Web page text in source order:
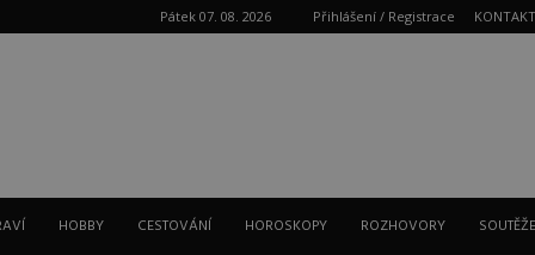
Pátek 07. 08. 2026 Přihlášení / Registrace KONTAKT
HOBBY CESTOVÁNÍ HOROSKOPY ROZHOVORY